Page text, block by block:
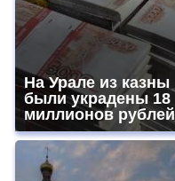
На Урале из казны
были украдены 18
миллионов рублей